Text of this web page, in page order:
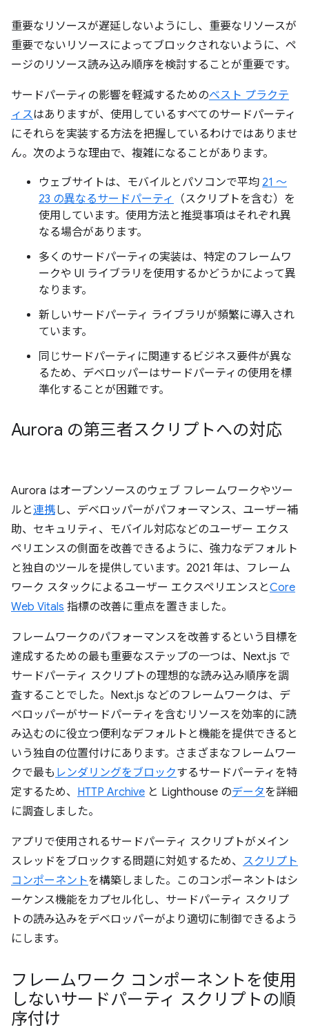
重要なリソースが遅延しないようにし、重要なリソースが
重要でないリソースによってブロックされないように、ペ
ージのリソース読み込み順序を検討することが重要です。
サードパーティの影響を軽減するためのベスト プラクテ
ィスはありますが、使用しているすべてのサードパーティ
にそれらを実装する方法を把握しているわけではありませ
ん。次のような理由で、複雑になることがあります。
ウェブサイトは、モバイルとパソコンで平均 21 ～
23 の異なるサードパーティ
（スクリプトを含む）を
使用しています。使用方法と推奨事項はそれぞれ異
なる場合があります。
多くのサードパーティの実装は、特定のフレームワ
ークや UI ライブラリを使用するかどうかによって異
なります。
新しいサードパーティ ライブラリが頻繁に導入され
ています。
同じサードパーティに関連するビジネス要件が異な
るため、デベロッパーはサードパーティの使用を標
準化することが困難です。
Aurora の第三者スクリプトへの対応
Aurora はオープンソースのウェブ フレームワークやツー
ルと連携し、デベロッパーがパフォーマンス、ユーザー補
助、セキュリティ、モバイル対応などのユーザー エクス
ペリエンスの側面を改善できるように、強力なデフォルト
と独自のツールを提供しています。2021 年は、フレーム
ワーク スタックによるユーザー エクスペリエンスとCore
Web Vitals 指標の改善に重点を置きました。
フレームワークのパフォーマンスを改善するという目標を
達成するための最も重要なステップの一つは、Next.js で
サードパーティ スクリプトの理想的な読み込み順序を調
査することでした。Next.js などのフレームワークは、デ
ベロッパーがサードパーティを含むリソースを効率的に読
み込むのに役立つ便利なデフォルトと機能を提供できると
いう独自の位置付けにあります。さまざまなフレームワー
クで最も レンダリングをブロックするサードパーティを特
定するため、 HTTP Archive と Lighthouse のデータを詳細
に調査しました。
アプリで使用されるサードパーティ スクリプトがメイン
スレッドをブロックする問題に対処するため、 スクリプト
コンポーネントを構築しました。このコンポーネントはシ
ーケンス機能をカプセル化し、サードパーティ スクリプ
トの読み込みをデベロッパーがより適切に制御できるよう
にします。
フレームワーク コンポーネントを使用
しないサードパーティ スクリプトの順
序付け